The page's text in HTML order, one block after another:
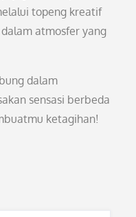
topeng kreatif
atmosfer yang
dalam
sensasi berbeda
ketagihan!